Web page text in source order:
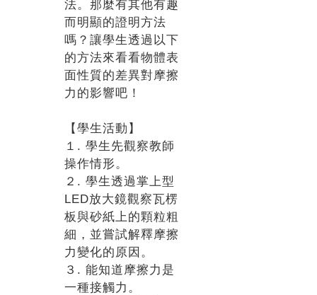
法。那麼有其他有趣
而明顯的證明方法
嗎？讓學生透過以下
的方法來看看物體表
面性質的差異對摩擦
力的影響吧！
【學生活動】
１. 學生先觀察教師
操作情形。
２. 學生透過掌上型
LED放大鏡觀察瓦楞
板與砂紙上的顆粒粗
細，並嘗試解釋摩擦
力變化的原因。
３. 能知道摩擦力是
一種接觸力。